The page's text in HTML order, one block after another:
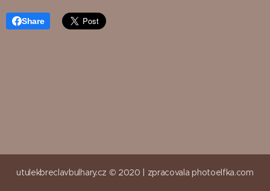
Share
utulekbreclavbulhary.cz © 2020 | zpracovala photoelfka.com